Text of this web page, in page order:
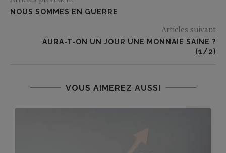
NOUS SOMMES EN GUERRE
Articles suivant
AURA-T-ON UN JOUR UNE MONNAIE SAINE ?
(1/2)
VOUS AIMEREZ AUSSI